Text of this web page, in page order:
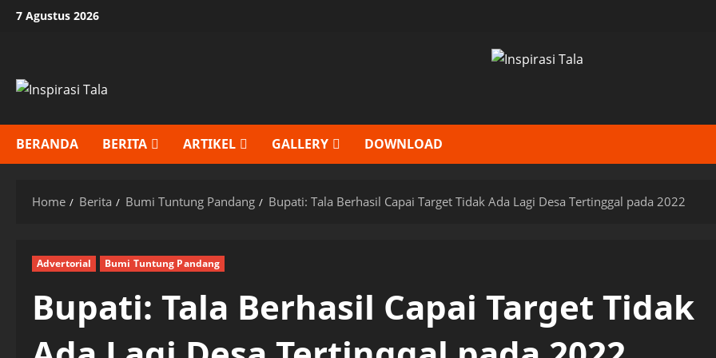
Skip7 Agustus 2026
BERANDA BERITA ARTIKEL GALLERY DOWNLOAD
Home Berita Bumi Tuntung Pandang Bupati: Tala Berhasil Capai Target Tidak Ada Lagi Desa Tertinggal pada 2022
Advertorial Bumi Tuntung Pandang
Bupati: Tala Berhasil Capai Target Tidak